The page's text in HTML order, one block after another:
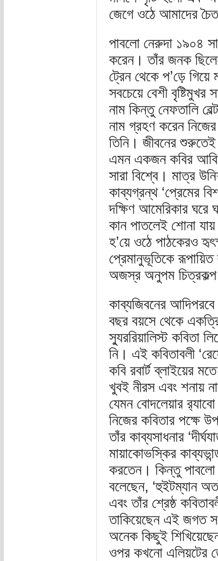
জেগে ওঠে আমাদের
পাবলো নেরুদা ১৯০৪
করেন। তাঁর জনক
ট্রেন থেকে প’ড়ে গিয়ে
সবচেয়ে বেশী
নাম কিন্তু নেফতালি
নাম গ্রহণ করেন
তিনি। জীবনের শুরুতেই
এমন একজন কবির
সারা বিশ্বে। মাত্র
কাব্যগ্রন্থ ‘প্রেমের
দক্ষিণ আমেরিকার ঘরে
কান পাতলেই শোনা
হ’য়ে ওঠে পাঠকেরও
প্রেমানুভূতিকে
অজস্র অনুপম চিত্রকল্প
কাব্যজিবনের
বছর বয়সে থেকে
স্যুররিয়ালিস্ট কবিতা
নি। এই কবিতাবলী
কবি রবার্ট ব্লাইয়ের
খুবই নীরস এবং শনায়
যেমন বোদলেয়ার
নিজের কবিতার পক্ষে
তাঁর কাব্যসাধনার
মায়াকোভস্কির
করতেন। কিন্তু পাবলো
বলেছেন, ‘হুইটম্যান
এবং তাঁর শ্রেষ্ঠ
তাকিয়েছেন এই জগত
অনেক কিছুই
ওপর কখনো এলিয়টের